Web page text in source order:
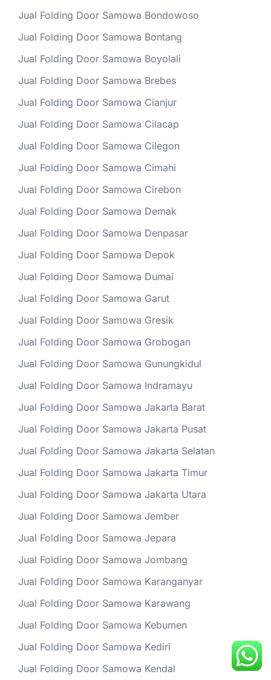
Jual Folding Door Samowa Bondowoso
Jual Folding Door Samowa Bontang
Jual Folding Door Samowa Boyolali
Jual Folding Door Samowa Brebes
Jual Folding Door Samowa Cianjur
Jual Folding Door Samowa Cilacap
Jual Folding Door Samowa Cilegon
Jual Folding Door Samowa Cimahi
Jual Folding Door Samowa Cirebon
Jual Folding Door Samowa Demak
Jual Folding Door Samowa Denpasar
Jual Folding Door Samowa Depok
Jual Folding Door Samowa Dumai
Jual Folding Door Samowa Garut
Jual Folding Door Samowa Gresik
Jual Folding Door Samowa Grobogan
Jual Folding Door Samowa Gunungkidul
Jual Folding Door Samowa Indramayu
Jual Folding Door Samowa Jakarta Barat
Jual Folding Door Samowa Jakarta Pusat
Jual Folding Door Samowa Jakarta Selatan
Jual Folding Door Samowa Jakarta Timur
Jual Folding Door Samowa Jakarta Utara
Jual Folding Door Samowa Jember
Jual Folding Door Samowa Jepara
Jual Folding Door Samowa Jombang
Jual Folding Door Samowa Karanganyar
Jual Folding Door Samowa Karawang
Jual Folding Door Samowa Kebumen
Jual Folding Door Samowa Kediri
Jual Folding Door Samowa Kendal